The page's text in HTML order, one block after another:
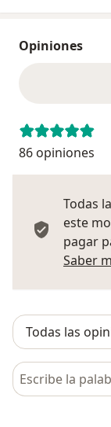
Opiniones
86 opiniones
Todas
este
pagar
Saber
Busca en